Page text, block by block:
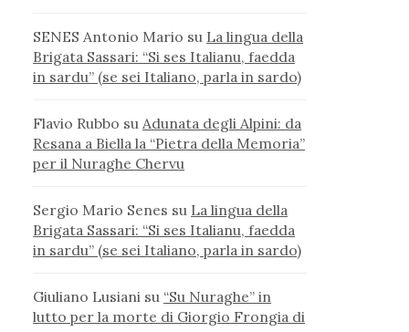
SENES Antonio Mario su La lingua della
Brigata Sassari: “Si ses Italianu, faedda
in sardu” (se sei Italiano, parla in sardo)
Flavio Rubbo su Adunata degli Alpini: da
Resana a Biella la “Pietra della Memoria”
per il Nuraghe Chervu
Sergio Mario Senes su La lingua della
Brigata Sassari: “Si ses Italianu, faedda
in sardu” (se sei Italiano, parla in sardo)
Giuliano Lusiani su “Su Nuraghe” in
lutto per la morte di Giorgio Frongia di